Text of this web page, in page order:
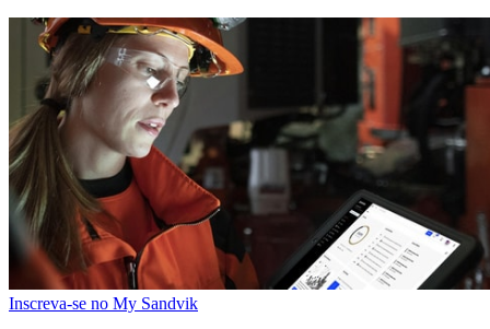
Inscreva-se no My Sandvik